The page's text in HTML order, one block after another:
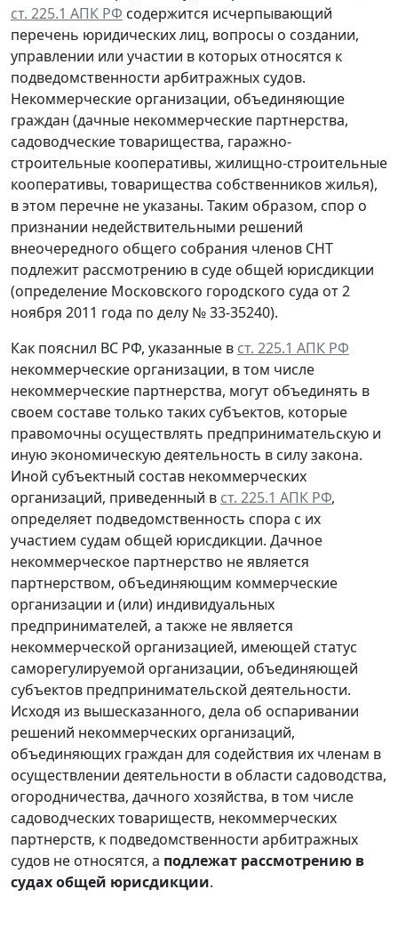
ст. 225.1 АПК РФ содержится исчерпывающий
перечень юридических лиц, вопросы о создании,
управлении или участии в которых относятся к
подведомственности арбитражных судов.
Некоммерческие организации, объединяющие
граждан (дачные некоммерческие партнерства,
садоводческие товарищества, гаражно-
строительные кооперативы, жилищно-строительные
кооперативы, товарищества собственников жилья),
в этом перечне не указаны. Таким образом, спор о
признании недействительными решений
внеочередного общего собрания членов СНТ
подлежит рассмотрению в суде общей юрисдикции
(определение Московского городского суда от 2
ноября 2011 года по делу № 33-35240).
Как пояснил ВС РФ, указанные в ст. 225.1 АПК РФ
некоммерческие организации, в том числе
некоммерческие партнерства, могут объединять в
своем составе только таких субъектов, которые
правомочны осуществлять предпринимательскую и
иную экономическую деятельность в силу закона.
Иной субъектный состав некоммерческих
организаций, приведенный в ст. 225.1 АПК РФ,
определяет подведомственность спора с их
участием судам общей юрисдикции. Дачное
некоммерческое партнерство не является
партнерством, объединяющим коммерческие
организации и (или) индивидуальных
предпринимателей, а также не является
некоммерческой организацией, имеющей статус
саморегулируемой организации, объединяющей
субъектов предпринимательской деятельности.
Исходя из вышесказанного, дела об оспаривании
решений некоммерческих организаций,
объединяющих граждан для содействия их членам в
осуществлении деятельности в области садоводства,
огородничества, дачного хозяйства, в том числе
садоводческих товариществ, некоммерческих
партнерств, к подведомственности арбитражных
судов не относятся, а подлежат рассмотрению в
судах общей юрисдикции.